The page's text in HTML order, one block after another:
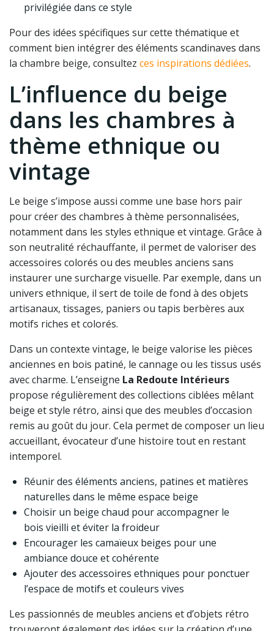
privilégiée dans ce style
Pour des idées spécifiques sur cette thématique et
comment bien intégrer des éléments scandinaves dans
la chambre beige, consultez ces inspirations dédiées.
L’influence du beige
dans les chambres à
thème ethnique ou
vintage
Le beige s’impose aussi comme une base hors pair
pour créer des chambres à thème personnalisées,
notamment dans les styles ethnique et vintage. Grâce à
son neutralité réchauffante, il permet de valoriser des
accessoires colorés ou des meubles anciens sans
instaurer une surcharge visuelle. Par exemple, dans un
univers ethnique, il sert de toile de fond à des objets
artisanaux, tissages, paniers ou tapis berbères aux
motifs riches et colorés.
Dans un contexte vintage, le beige valorise les pièces
anciennes en bois patiné, le cannage ou les tissus usés
avec charme. L’enseigne La Redoute Intérieurs
propose régulièrement des collections ciblées mêlant
beige et style rétro, ainsi que des meubles d’occasion
remis au goût du jour. Cela permet de composer un lieu
accueillant, évocateur d’une histoire tout en restant
intemporel.
Réunir des éléments anciens, patines et matières
naturelles dans le même espace beige
Choisir un beige chaud pour accompagner le
bois vieilli et éviter la froideur
Encourager les camaïeux beiges pour une
ambiance douce et cohérente
Ajouter des accessoires ethniques pour ponctuer
l’espace de motifs et couleurs vives
Les passionnés de meubles anciens et d’objets rétro